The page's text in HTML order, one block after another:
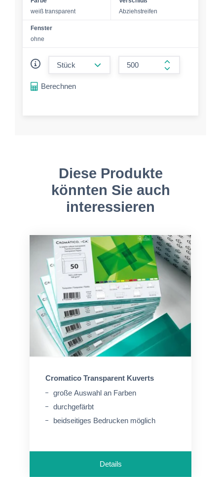
weiß transparent
Abziehstreifen
Fenster
ohne
form.increase-
Berechnen
Diese Produkte
könnten Sie auch
interessieren
Cromatico Transparent Kuverts
große Auswahl an Farben
durchgefärbt
beidseitiges Bedrucken möglich
Details